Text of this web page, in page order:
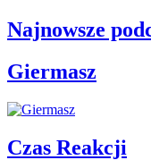
Najnowsze
Giermasz
Czas Reakcji